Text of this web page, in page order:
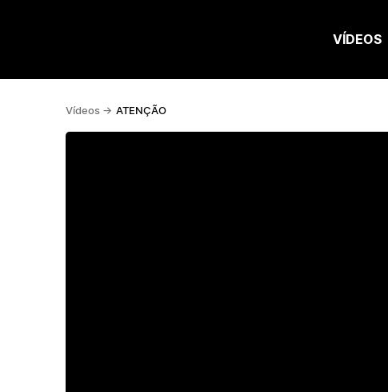
VÍDEOS
Vídeos -> ATENÇÃO